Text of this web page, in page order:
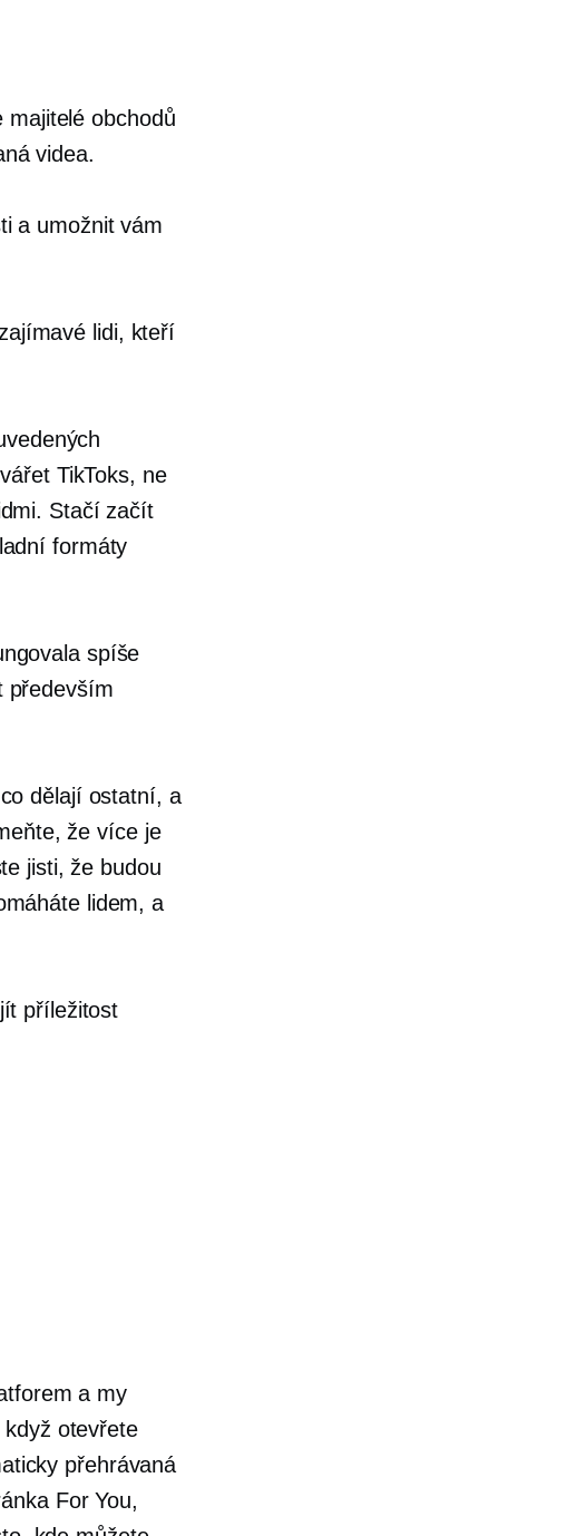
majitelé obchodů
videa.
a umožnit vám
lidi, kteří
TikToks, ne
Stačí začít
formáty
spíše
především
dělají ostatní, a
že více je
jisti, že budou
lidem, a
příležitost
a my
když otevřete
přehrávaná
For You,